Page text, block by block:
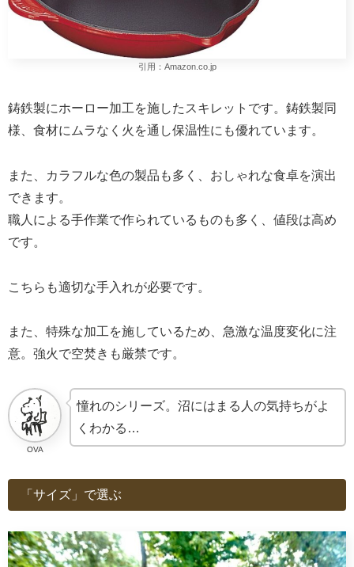
引用：Amazon.co.jp
鋳鉄製にホーロー加工を施したスキレットです。鋳鉄製同
様、食材にムラなく火を通し保温性にも優れています。
また、カラフルな色の製品も多く、おしゃれな食卓を演出
できます。
職人による手作業で作られているものも多く、値段は高め
です。
こちらも適切な手入れが必要です。
また、特殊な加工を施しているため、急激な温度変化に注
意。強火で空焚きも厳禁です。
OVA
憧れのシリーズ。沼にはまる人の気持ちがよ
くわかる…
「サイズ」で選ぶ